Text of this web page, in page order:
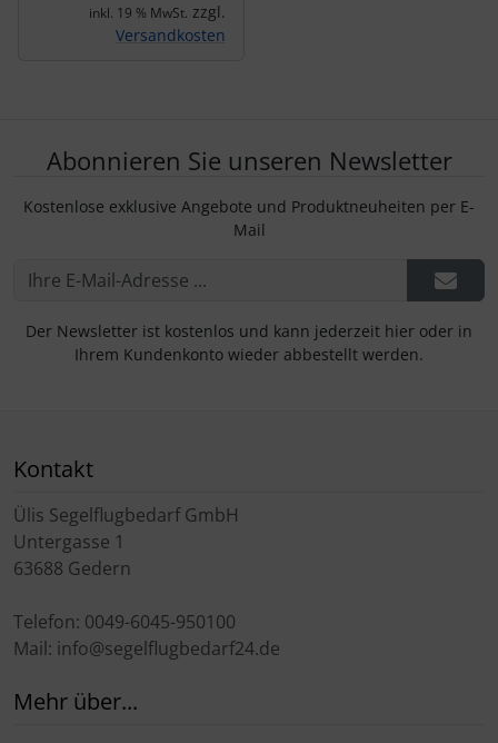
inkl. 19 % MwSt. zzgl.
Versandkosten
Abonnieren Sie unseren Newsletter
Kostenlose exklusive Angebote und Produktneuheiten per E-
Mail
Der Newsletter ist kostenlos und kann jederzeit hier oder in
Ihrem Kundenkonto wieder abbestellt werden.
Kontakt
Ülis Segelflugbedarf GmbH
Untergasse 1
63688 Gedern
Telefon: 0049-6045-950100
Mail: info@segelflugbedarf24.de
Mehr über...